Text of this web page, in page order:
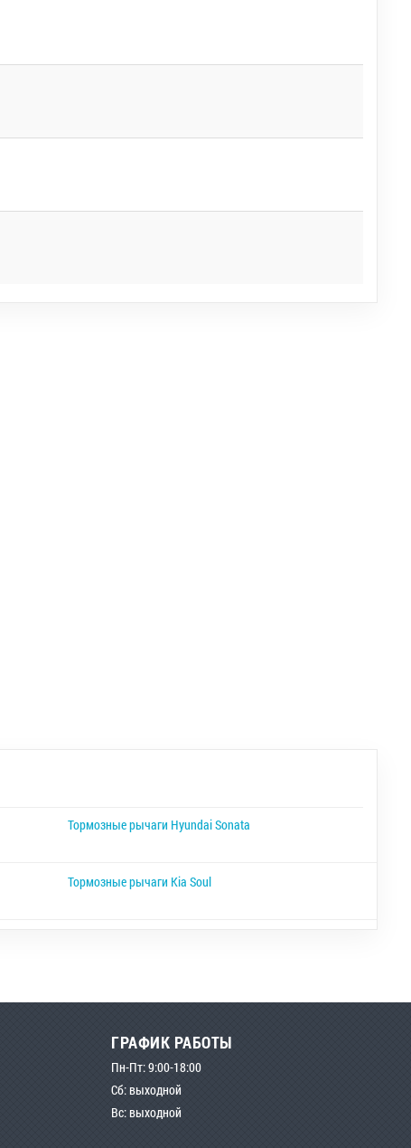
Тормозные рычаги Hyundai Sonata
Тормозные рычаги Kia Soul
ГРАФИК РАБОТЫ
Пн-Пт: 9:00-18:00
Сб: выходной
Вс: выходной